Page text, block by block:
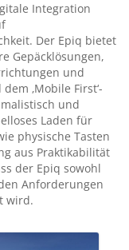
Integration
Der Epiq bietet
Gepäcklösungen,
und
‚Mobile First‘-
und
Laden für
physische Tasten
aus Praktikabilität
der Epiq sowohl
Anforderungen
wird.